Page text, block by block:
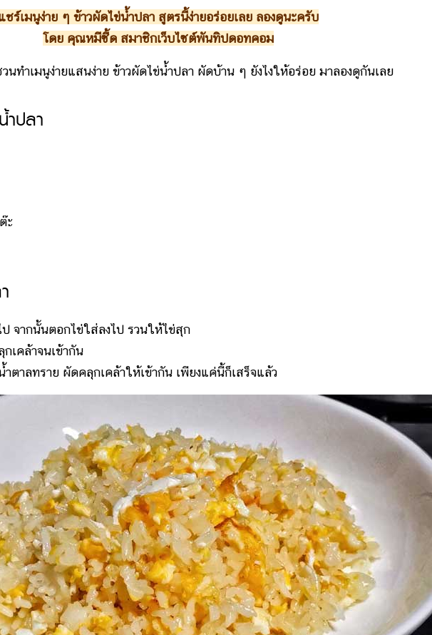
ชร์เมนูง่าย ๆ ข้าวผัดไข่น้ำปลา สูตรนี้ง่ายอร่อยเลย ลองดูนะครับ
โดย คุณหมีซี้ด สมาชิกเว็บไซต์พันทิปดอทคอม
นทำเมนูง่ายแสนง่าย ข้าวผัดไข่น้ำปลา ผัดบ้าน ๆ ยังไงให้อร่อย มาลองดูกันเลย
ปลา
ะ
จากนั้นตอกไข่ใส่ลงไป รวนให้ไข่สุก
เคล้าจนเข้ากัน
ตาลทราย ผัดคลุกเคล้าให้เข้ากัน เพียงแค่นี้ก็เสร็จแล้ว